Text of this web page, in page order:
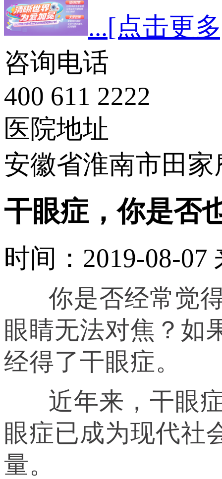
...[点击更
咨询电话
400 611 2222
医院地址
安徽省淮南市田
干眼症，你是否
时间：2019-08-07
你是否经常觉得
眼睛无法对焦？如
经得了干眼症。
近年来，干眼症
眼症已成为现代社
量。